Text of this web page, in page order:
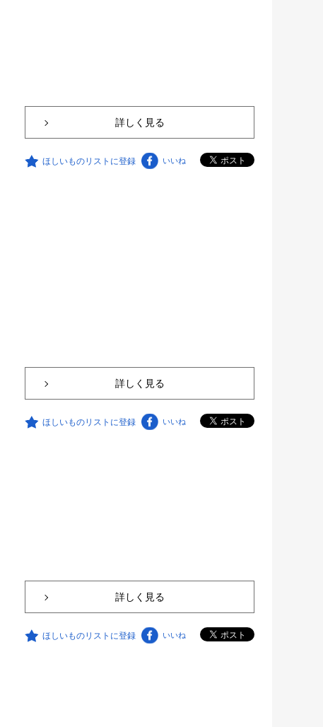
詳しく見る
ほしいものリストに登録 いいね
詳しく見る
ほしいものリストに登録 いいね
詳しく見る
ほしいものリストに登録 いいね